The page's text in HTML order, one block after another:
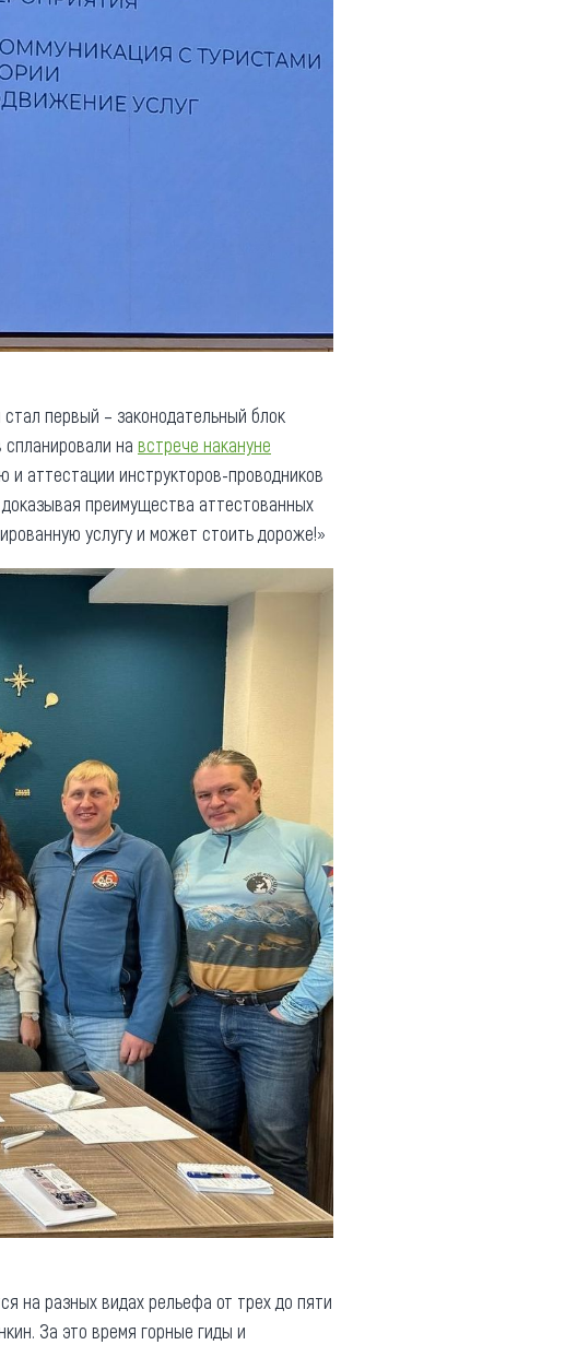
первый – законодательный блок
на встрече накануне
аттестации инструкторов-проводников
преимущества аттестованных
услугу и может стоить дороже!»
на разных видах рельефа от трех до пяти
За это время горные гиды и